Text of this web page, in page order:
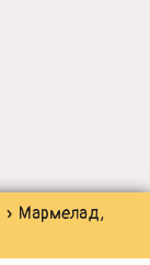
» Мармелад,